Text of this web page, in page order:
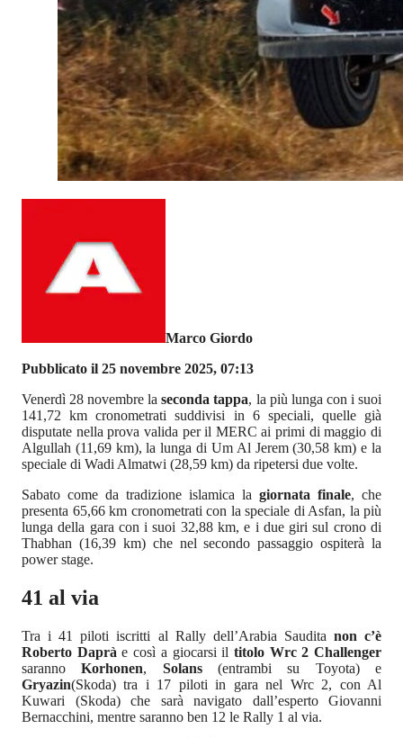
Marco Giordo
Pubblicato il 25 novembre 2025, 07:13
Venerdì 28 novembre laseconda tappa, la più lunga con i suoi
141,72 km cronometrati suddivisi in 6 speciali, quelle già
disputate nella prova valida per il MERC ai primi di maggio di
Algullah (11,69 km), la lunga di Um Al Jerem (30,58 km) e la
speciale di Wadi Almatwi (28,59 km) da ripetersi due volte.
Sabato come da tradizione islamica la giornata finale, che
presenta 65,66 km cronometrati con la speciale di Asfan, la più
lunga della gara con i suoi 32,88 km, e i due giri sul crono di
Thabhan (16,39 km) che nel secondo passaggio ospiterà la
power stage.
41 al via
Tra i 41 piloti iscritti al Rally dell’Arabia Saudita non c’è
Roberto Daprà e così a giocarsi il titolo Wrc 2 Challenger
sarannoKorhonen, Solans(entrambi su Toyota) e
Gryazin(Skoda) tra i 17 piloti in gara nel Wrc 2, con Al
Kuwari (Skoda) che sarà navigato dall’esperto Giovanni
Bernacchini, mentre saranno ben 12 le Rally 1 al via.